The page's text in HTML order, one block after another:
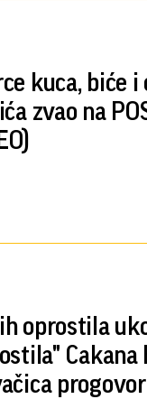
kuca, biće i
zvao na
oprostila
Cakana